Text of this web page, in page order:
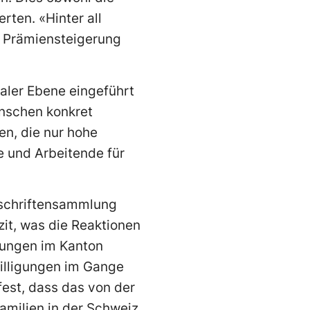
«Hinter all
Ebene eingeführt
konkret
die nur hohe
und Arbeitende für
was die Reaktionen
im Kanton
im Gange
dass das von der